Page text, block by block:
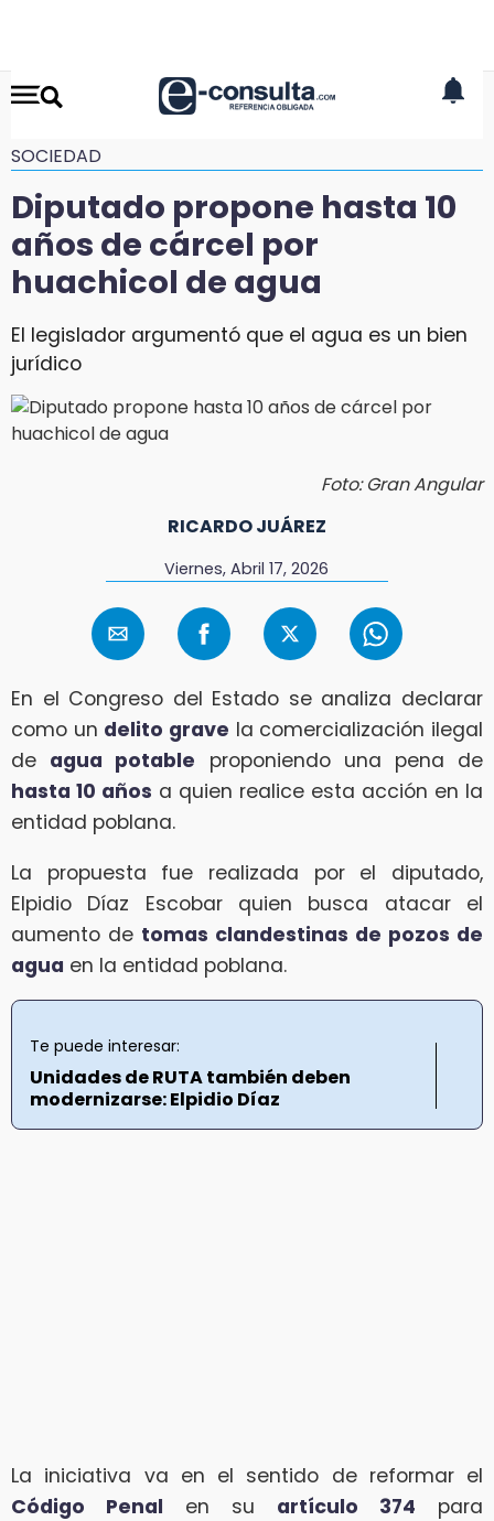
SOCIEDAD
Diputado propone hasta 10
años de cárcel por
huachicol de agua
El legislador argumentó que el agua es un bien
jurídico
Foto: Gran Angular
RICARDO JUÁREZ
Viernes, Abril 17, 2026
En el Congreso del Estado se analiza declarar
como un delito grave la comercialización ilegal
de agua potable proponiendo una pena de
hasta 10 años a quien realice esta acción en la
entidad poblana.
La propuesta fue realizada por el diputado,
Elpidio Díaz Escobar quien busca atacar el
aumento de tomas clandestinas de pozos de
agua en la entidad poblana.
Te puede interesar:
Unidades de RUTA también deben
modernizarse: Elpidio Díaz
La iniciativa va en el sentido de reformar el
Código Penal en su artículo 374 para